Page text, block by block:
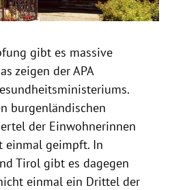
gibt es massive
zeigen der APA
burgenländischen
der Einwohnerinnen
einmal geimpft. In
Tirol gibt es dagegen
einmal ein Drittel der